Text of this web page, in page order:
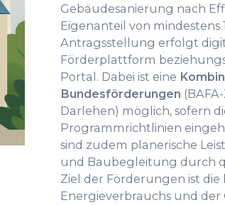
Gebäudesanierung nach
Eigenanteil von mindestens
Antragsstellung erfolgt
Förderplattform
Portal. Dabei ist eine
Bundesförderungen
Darlehen) möglich, sofern
Programmrichtlinien
sind zudem planerische
und Baubegleitung durch
Ziel der Förderungen ist
Energieverbrauchs und der